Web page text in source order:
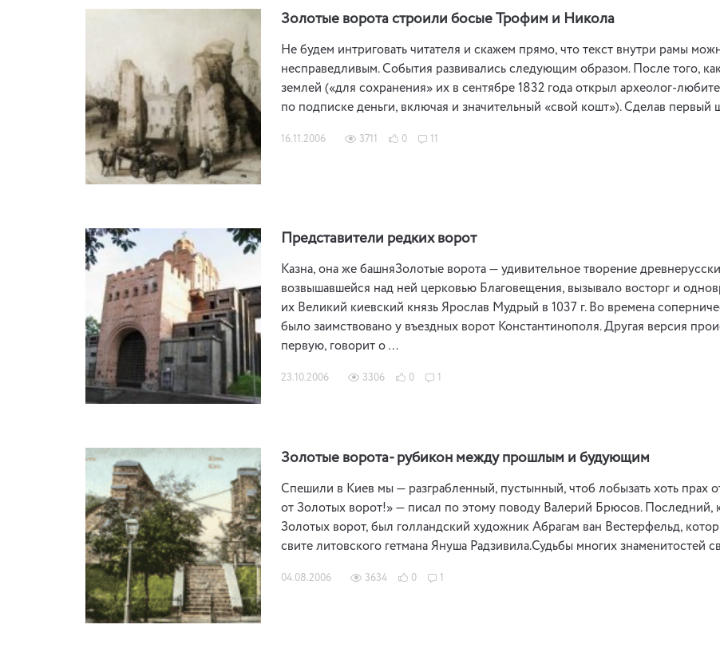
Золотые ворота строили босые Трофим и Никола
Не будем интриговать читателя и скажем прямо, что текст внутри рамы
несправедливым. События развивались следующим образом. После того,
землей («для сохранения» их в сентябре 1832 года открыл археолог-
по подписке деньги, включая и значительный «свой кошт»). Сделав
16.11.2006 3711 0
Представители редких ворот
Казна, она же башняЗолотые ворота — удивительное творение
возвышавшейся над ней церковью Благовещения, вызывало восторг и
их Великий киевский князь Ярослав Мудрый в 1037 г. Во времена
было заимствовано у въездных ворот Константинополя. Другая версия
первую, говорит о …
23.10.2006 3306 0
Золотые ворота- рубикон между прошлым и будующим
Спешили в Киев мы — разграбленный, пустынный, чтоб лобызать хоть прах
от Золотых ворот!» — писал по этому поводу Валерий Брюсов. Последний,
Золотых ворот, был голландский художник Абрагам ван Вестерфельд,
свите литовского гетмана Януша Радзивила.Судьбы многих знаменитостей
04.08.2006 3634 0